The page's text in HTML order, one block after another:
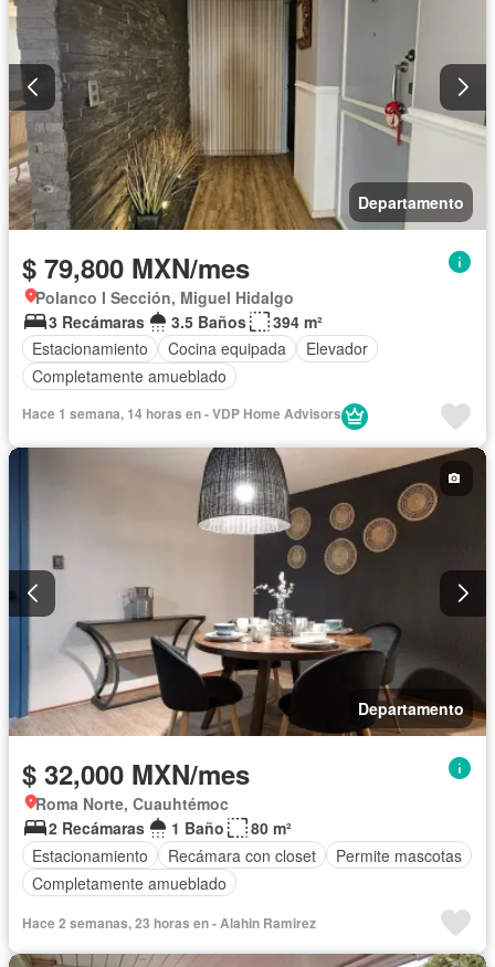
Departamento
$ 79,800 MXN/mes
Polanco I Sección, Miguel Hidalgo
3 Recámaras
3.5 Baños
394 m²
Estacionamiento
Cocina equipada
Elevador
Completamente amueblado
Hace 1 semana, 14 horas en - VDP Home Advisors
Departamento
$ 32,000 MXN/mes
Roma Norte, Cuauhtémoc
2 Recámaras
1 Baño
80 m²
Estacionamiento
Recámara con closet
Permite mascotas
Completamente amueblado
Hace 2 semanas, 23 horas en - Alahin Ramirez